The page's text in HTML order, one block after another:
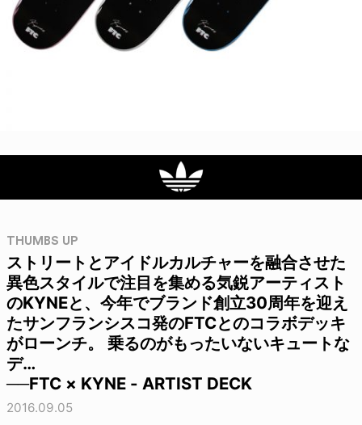
THUMBS UP
ストリートとアイドルカルチャーを融合させた
異色スタイルで注目を集める気鋭アーティスト
のKYNEと、今年でブランド創立30周年を迎え
たサンフランシスコ発のFTCとのコラボデッキ
がローンチ。 乗るのがもったいないキュートな
デ…
──FTC × KYNE - ARTIST DECK
2016.09.05